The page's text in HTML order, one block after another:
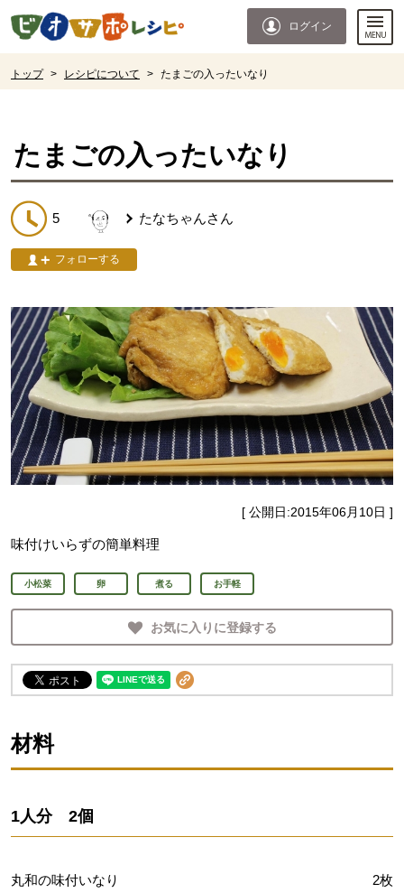
ページの先頭です。
ログイン
トップ > レシピについて > たまごの入ったいなり
たまごの入ったいなり
5 たなちゃんさん
フォローする
[ 公開日:2015年06月10日 ]
味付けいらずの簡単料理
小松菜 卵 煮る お手軽
お気に入りに登録する
材料
1人分 2個
丸和の味付いなり 2枚